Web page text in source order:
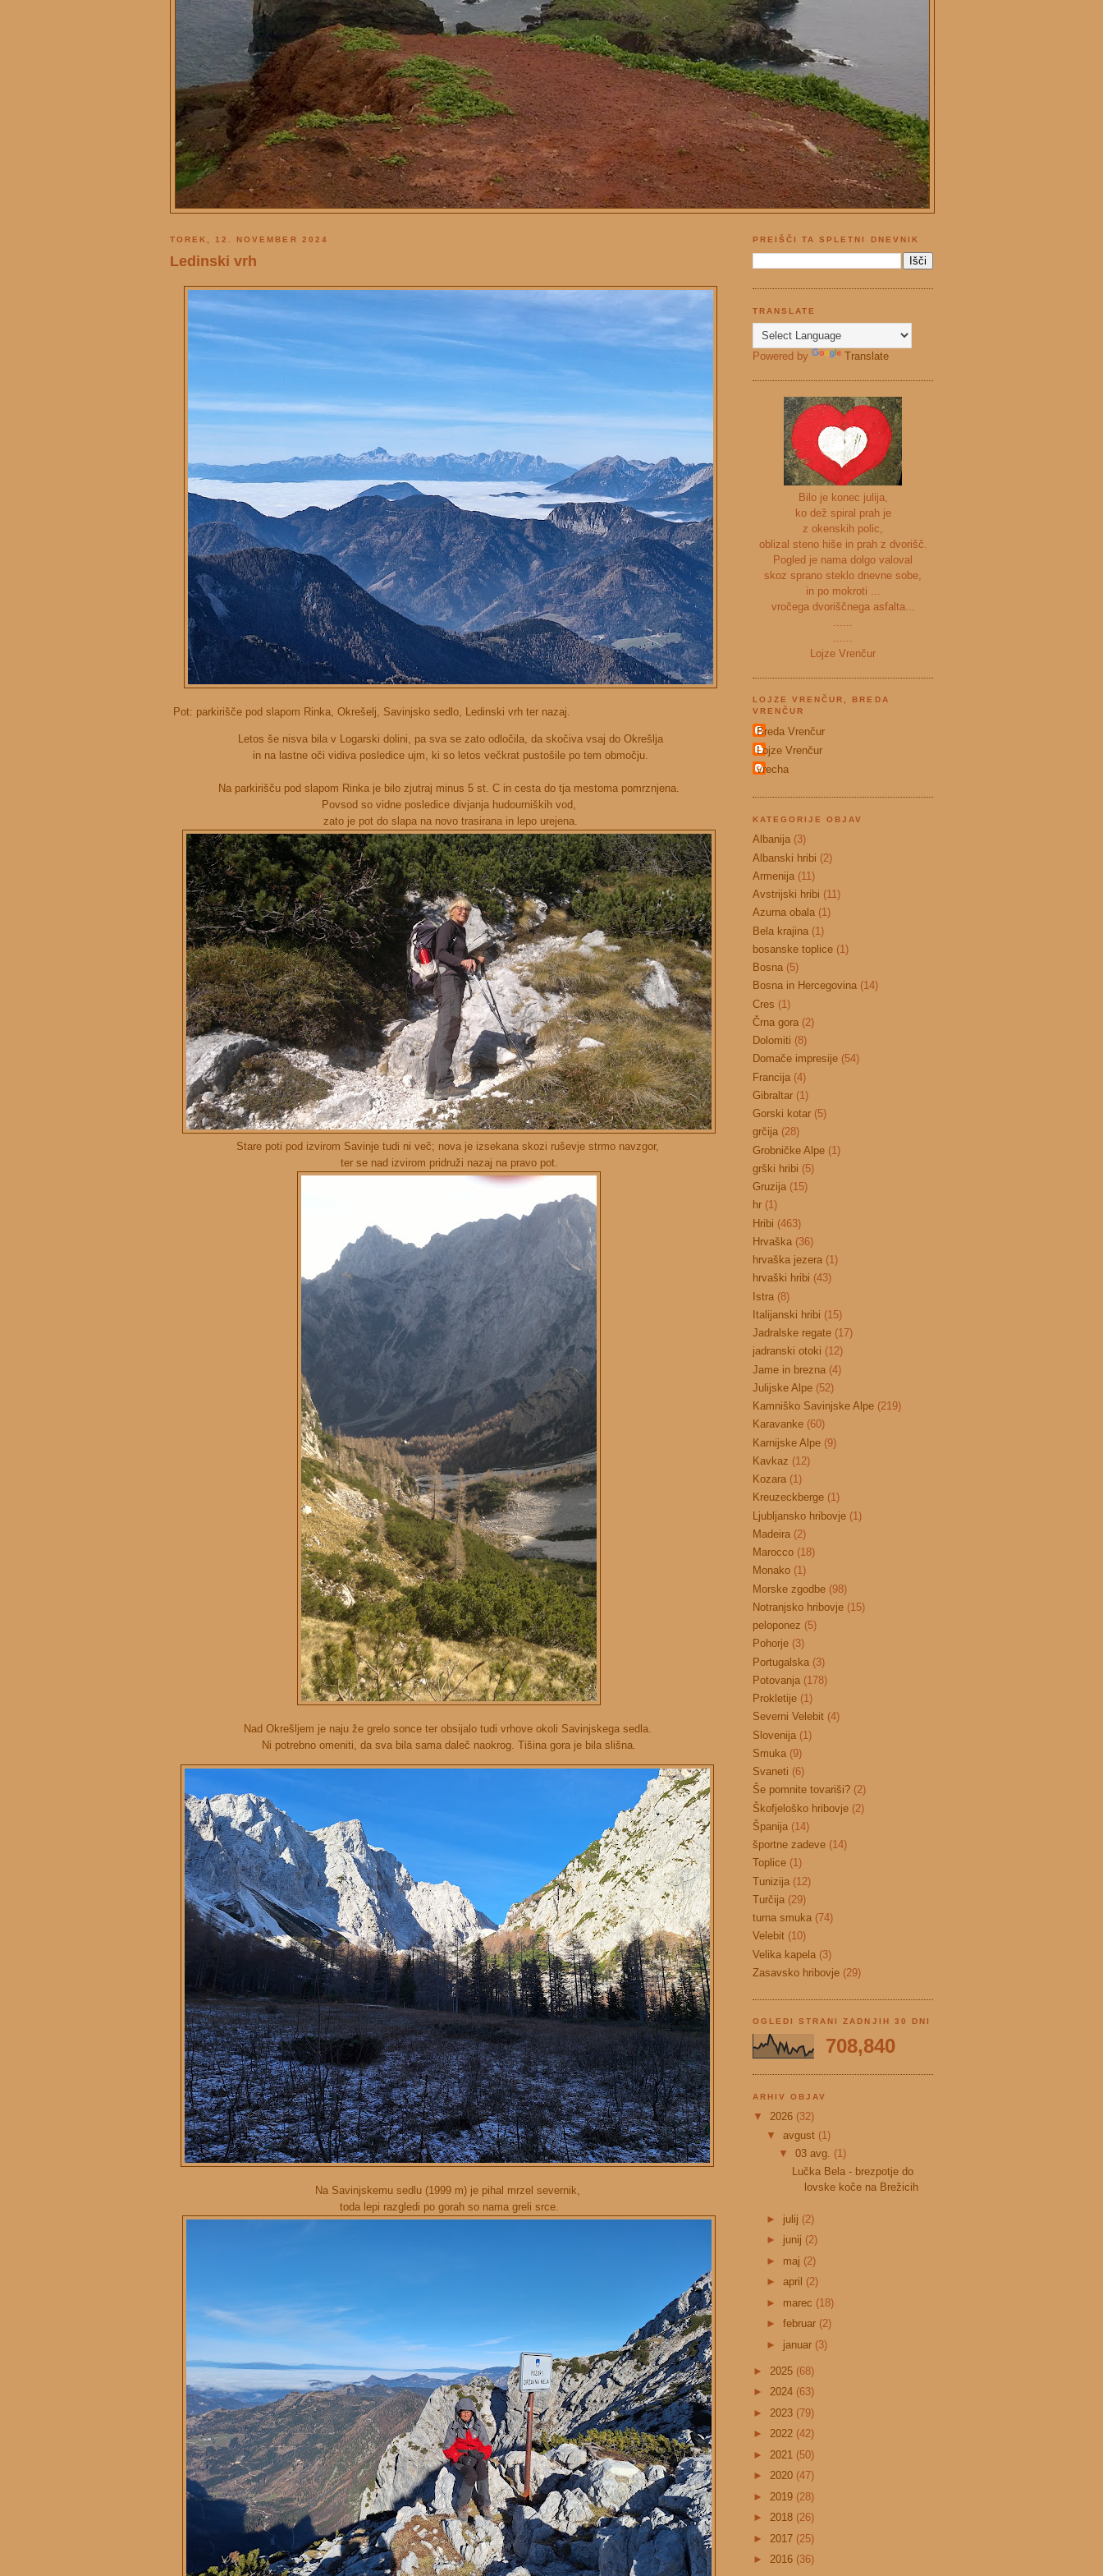
TOREK, 12. NOVEMBER 2024
Ledinski vrh
Pot: parkirišče pod slapom Rinka, Okrešelj, Savinjsko sedlo, Ledinski vrh ter nazaj.
Letos še nisva bila v Logarski dolini, pa sva se zato odločila, da skočiva vsaj do Okrešlja
in na lastne oči vidiva posledice ujm, ki so letos večkrat pustošile po tem območju.
Na parkirišču pod slapom Rinka je bilo zjutraj minus 5 st. C in cesta do tja mestoma pomrznjena.
Povsod so vidne posledice divjanja hudourniških vod,
zato je pot do slapa na novo trasirana in lepo urejena.
Stare poti pod izvirom Savinje tudi ni več; nova je izsekana skozi ruševje strmo navzgor,
ter se nad izvirom pridruži nazaj na pravo pot.
Nad Okrešljem je naju že grelo sonce ter obsijalo tudi vrhove okoli Savinjskega sedla.
Ni potrebno omeniti, da sva bila sama daleč naokrog. Tišina gora je bila slišna.
Na Savinjskemu sedlu (1999 m) je pihal mrzel severnik,
toda lepi razgledi po gorah so nama greli srce.
PREIŠČI TA SPLETNI DNEVNIK
TRANSLATE
Powered by Translate
Bilo je konec julija,
ko dež spiral prah je
z okenskih polic,
oblizal steno hiše in prah z dvorišč.
Pogled je nama dolgo valoval
skoz sprano steklo dnevne sobe,
in po mokroti ...
vročega dvoriščnega asfalta...
......
......
Lojze Vrenčur
LOJZE VRENČUR, BREDA
VRENČUR
Breda Vrenčur
Lojze Vrenčur
vrecha
KATEGORIJE OBJAV
Albanija (3)
Albanski hribi (2)
Armenija (11)
Avstrijski hribi (11)
Azurna obala (1)
Bela krajina (1)
bosanske toplice (1)
Bosna (5)
Bosna in Hercegovina (14)
Cres (1)
Črna gora (2)
Dolomiti (8)
Domače impresije (54)
Francija (4)
Gibraltar (1)
Gorski kotar (5)
grčija (28)
Grobničke Alpe (1)
grški hribi (5)
Gruzija (15)
hr (1)
Hribi (463)
Hrvaška (36)
hrvaška jezera (1)
hrvaški hribi (43)
Istra (8)
Italijanski hribi (15)
Jadralske regate (17)
jadranski otoki (12)
Jame in brezna (4)
Julijske Alpe (52)
Kamniško Savinjske Alpe (219)
Karavanke (60)
Karnijske Alpe (9)
Kavkaz (12)
Kozara (1)
Kreuzeckberge (1)
Ljubljansko hribovje (1)
Madeira (2)
Marocco (18)
Monako (1)
Morske zgodbe (98)
Notranjsko hribovje (15)
peloponez (5)
Pohorje (3)
Portugalska (3)
Potovanja (178)
Prokletije (1)
Severni Velebit (4)
Slovenija (1)
Smuka (9)
Svaneti (6)
Še pomnite tovariši? (2)
Škofjeloško hribovje (2)
Španija (14)
športne zadeve (14)
Toplice (1)
Tunizija (12)
Turčija (29)
turna smuka (74)
Velebit (10)
Velika kapela (3)
Zasavsko hribovje (29)
OGLEDI STRANI ZADNJIH 30 DNI
708,840
ARHIV OBJAV
▼ 2026 (32)
▼ avgust (1)
▼03 avg. (1)
Lučka Bela - brezpotje do
lovske koče na Brežicih
► julij (2)
► junij (2)
► maj (2)
► april (2)
► marec (18)
► februar (2)
► januar (3)
► 2025 (68)
► 2024 (63)
► 2023 (79)
► 2022 (42)
► 2021 (50)
► 2020 (47)
► 2019 (28)
► 2018 (26)
► 2017 (25)
► 2016 (36)